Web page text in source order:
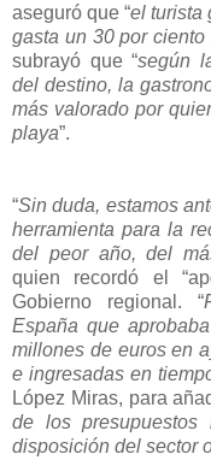
aseguró que “el turista
gasta un 30 por
subrayó que “según
del destino, la
más valorado por
playa”.
“Sin duda, estamos
herramienta para la
del peor año, del
quien recordó el
Gobierno regional. “
España que
millones de euros en
e ingresadas en
López Miras, para
de los
disposición del sector